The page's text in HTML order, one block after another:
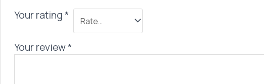
Your rating*
Your review*